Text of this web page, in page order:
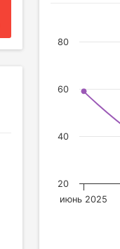
июнь 2025
20
40
60
80